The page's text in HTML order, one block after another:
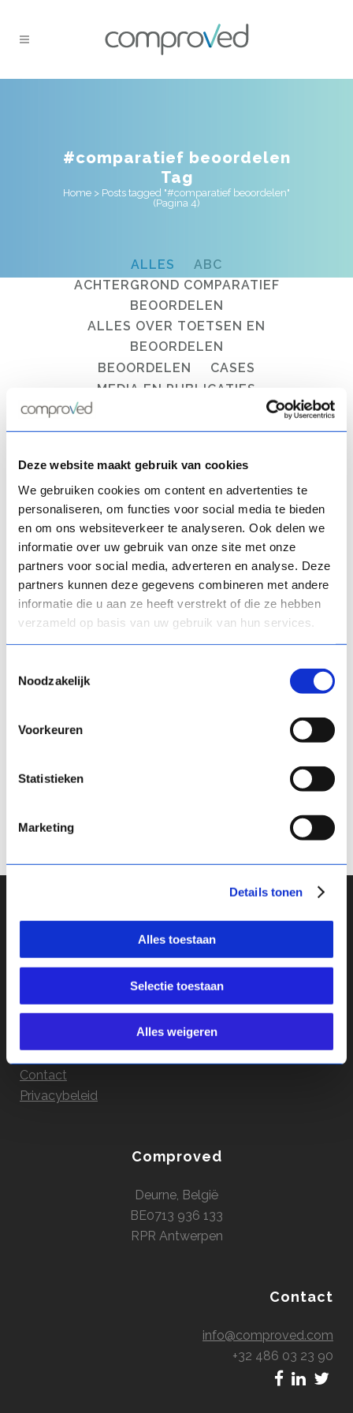
Deze website maakt gebruik van cookies
We gebruiken cookies om content en advertenties te
personaliseren, om functies voor social media te bieden
en om ons websiteverkeer te analyseren. Ook delen we
informatie over uw gebruik van onze site met onze
partners voor social media, adverteren en analyse. Deze
partners kunnen deze gegevens combineren met andere
informatie die u aan ze heeft verstrekt of die ze hebben
verzameld op basis van uw gebruik van hun services.
Noodzakelijk
Voorkeuren
Statistieken
Marketing
Details tonen
Alles toestaan
Selectie toestaan
Alles weigeren
#comparatief beoordelen
Tag
Home > Posts tagged "#comparatief beoordelen"
(Pagina 4)
ALLES
ABC
ACHTERGROND COMPARATIEF
BEOORDELEN
ALLES OVER TOETSEN EN
BEOORDELEN
BEOORDELEN
CASES
MEDIA EN PUBLICATIES
WERKEN MET COMPROVED
Peer assessment met tool
vermindert werklast voor
Academy
Blog
Contact
Privacybeleid
Comproved
Deurne, België
BE0713 936 133
RPR Antwerpen
Contact
info@comproved.com
+32 486 03 23 90